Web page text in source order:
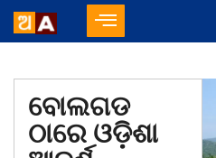
ବୋଲଗଡ
ଠାରେ ଓଡ଼ିଶା